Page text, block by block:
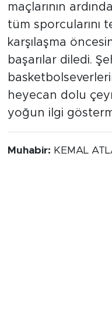
maçlarının
tüm sporcularını
karşılaşma
başarılar diledi.
heyecan dolu
yoğun ilgi
Muhabir: KEMAL